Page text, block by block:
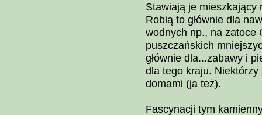
Stawiają je mieszkający
Robią to głównie dla
wodnych np., na zatoce
puszczańskich
głównie dla...zabawy i
dla tego kraju. Niektórzy
domami (ja też).
Fascynacji tym